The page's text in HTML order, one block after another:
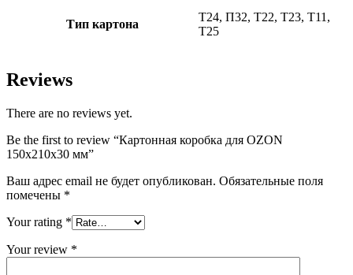
Тип картона
Т24, П32, Т22, Т23, Т11,
Т25
Reviews
There are no reviews yet.
Be the first to review “Картонная коробка для OZON
150х210х30 мм”
Ваш адрес email не будет опубликован. Обязательные поля
помечены *
Your rating *
Your review *